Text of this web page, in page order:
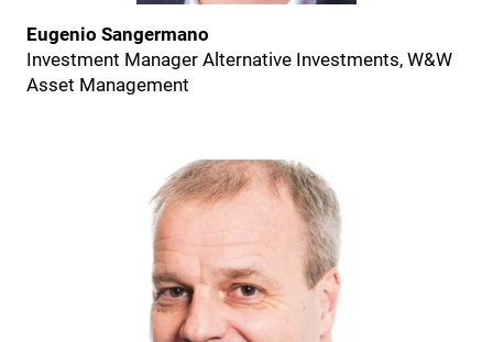
Eugenio Sangermano
Investment Manager Alternative Investments, W&W
Asset Management